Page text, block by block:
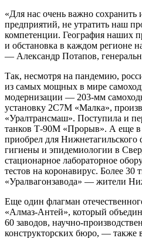
«Для нас очень важно
предприятий, не утратить наш
компетенции. География наших
и обстановка в каждом регионе
— Александр Потапов,
Так, несмотря на пандемию,
из самых мощных в мире
модернизации — 203-мм
установку 2С7М «Малка»,
«Уралтрансмаш». Поступила и
танков Т-90М «Прорыв». А еще в
приобрел для
гигиены и эпидемиологии в
стационарное лабораторное
тестов на коронавирус. Более 30
«Уралвагонзавода» — жители
Еще один флагман
«Алмаз-Антей», который
60 заводов, научно-
конструкторских бюро, — также